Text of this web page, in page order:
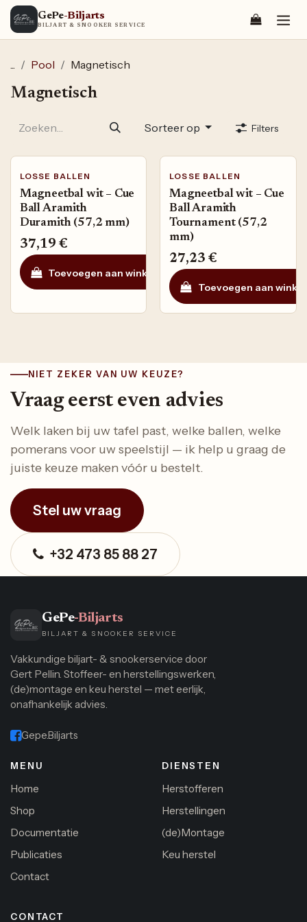
Overslaan naar inhoud
GePe-Biljarts
BILJART & SNOOKER SERVICE
Pool Magnetisch
Magnetisch
Sorteer op Filters
LOSSE BALLEN
Magneetbal wit – Cue
Ball Aramith
Duramith (57,2 mm)
37,19 €
Toevoegen aan winkelmandje Toevoegen aan
LOSSE BALLEN
Magneetbal wit – Cue
Ball Aramith
Tournament (57,2
mm)
27,23 €
Toevoegen aan
NIET ZEKER VAN UW KEUZE?
Vraag eerst even advies
Welk laken bij uw tafel past, welke ballen, welke
pomerans voor uw speelstijl — ik help u graag de
juiste keuze maken vóór u bestelt.
Stel uw vraag
+32 473 85 88 27
GePe-Biljarts
BILJART & SNOOKER SERVICE
Vakkundige biljart- & snookerservice door
Gert Pellin. Stoffeer- en herstellingswerken,
(de)montage en keu herstel — met eerlijk,
onafhankelijk advies.
Gepe.Biljarts
MENU
Home
Shop
Documentatie
Publicaties
Contact
DIENSTEN
Herstofferen
Herstellingen
(de)Montage
Keu herstel
CONTACT